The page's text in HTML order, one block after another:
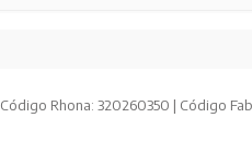
Código Rhona: 320260350 | Código